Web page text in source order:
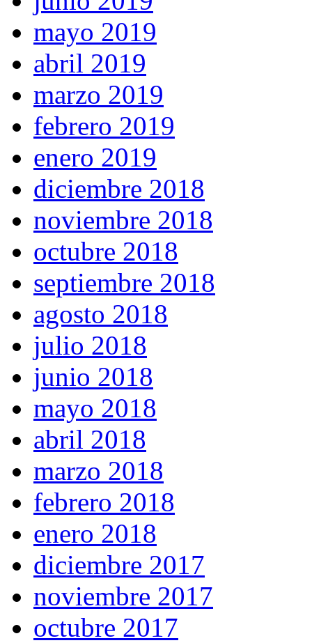
mayo 2019
abril 2019
marzo 2019
febrero 2019
enero 2019
diciembre 2018
noviembre 2018
octubre 2018
septiembre 2018
agosto 2018
julio 2018
junio 2018
mayo 2018
abril 2018
marzo 2018
febrero 2018
enero 2018
diciembre 2017
noviembre 2017
octubre 2017